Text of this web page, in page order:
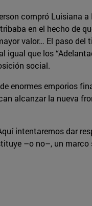
compró Luisiana
en el hecho de
valor… El paso
que los
social.
enormes emporios
alcanzar la nueva
intentaremos dar
–o no–, un